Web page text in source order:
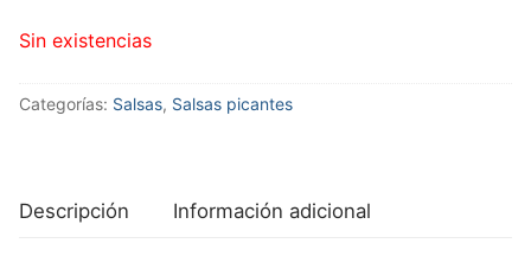
Sin existencias
Categorías: Salsas, Salsas picantes
Descripción Información adicional